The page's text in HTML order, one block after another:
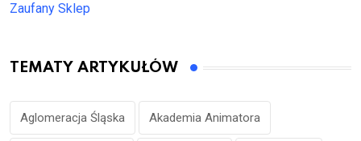
Zaufany Sklep
TEMATY ARTYKUŁÓW
Aglomeracja Śląska Akademia Animatora